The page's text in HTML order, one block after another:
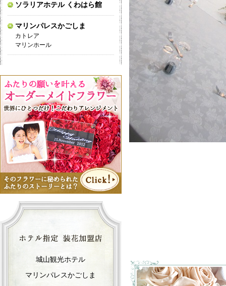
ソラリアホテル くわはら館
マリンパレスかごしま
カトレア
マリンホール
城山観光ホテル
マリンパレスかごしま